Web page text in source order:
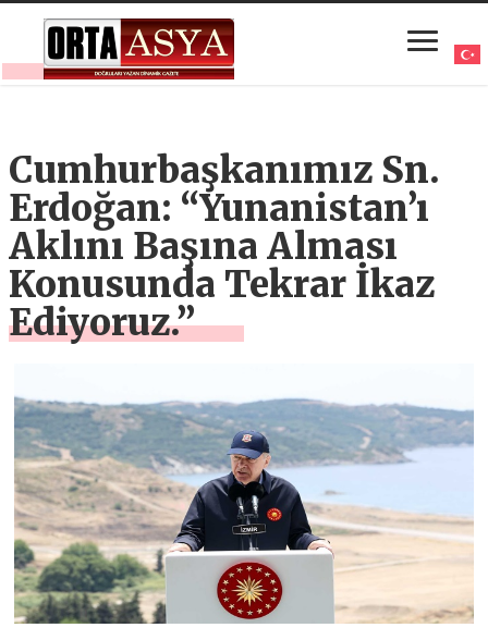
Cumhurbaşkanımız Sn.
Erdoğan: “Yunanistan’ı
Aklını Başına Alması
Konusunda Tekrar İkaz
Ediyoruz.”